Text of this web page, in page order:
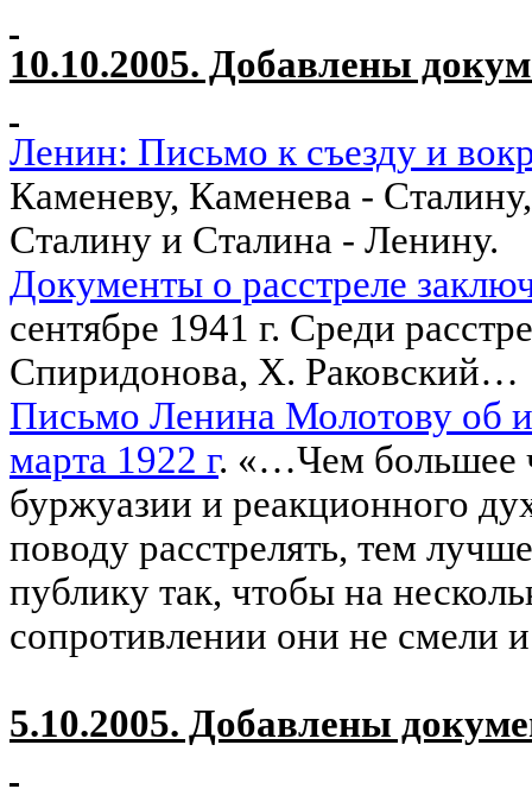
10.10.2005. Добавлены
Ленин: Письмо к съезду и
Каменеву, Каменева -
Сталину и Сталина - Ленину.
Документы о расстреле
сентябре 1941 г. Среди
Спиридонова, Х. Раковский…
Письмо Ленина Молотову об
марта 1922 г. «…Чем большее
буржуазии и реакционного
поводу расстрелять, тем
публику так, чтобы на
сопротивлении они не смели
5.10.2005. Добавлены